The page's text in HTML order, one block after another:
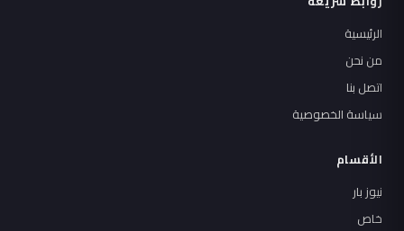
الرئيسية
من نحن
اتصل بنا
سياسة الخصوصية
الأقسام
نيوز بار
خاص